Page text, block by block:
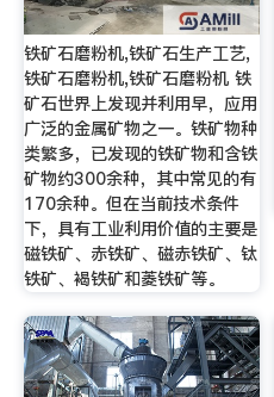
铁矿石磨粉机,铁矿石生产工艺,
铁矿石磨粉机,铁矿石磨粉机 铁
矿石世界上发现并利用早，应用
广泛的金属矿物之一。铁矿物种
类繁多，已发现的铁矿物和含铁
矿物约300余种，其中常见的有
170余种。但在当前技术条件
下，具有工业利用价值的主要是
磁铁矿、赤铁矿、磁赤铁矿、钛
铁矿、褐铁矿和菱铁矿等。